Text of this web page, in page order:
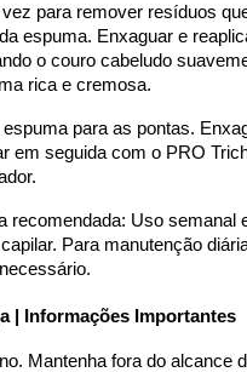
para remover resíduos
espuma. Enxaguar e
o couro cabeludo
rica e cremosa.
espuma para as pontas.
em seguida com o PRO
recomendada: Uso semanal
Para manutenção
| Informações Importantes
Mantenha fora do alcance